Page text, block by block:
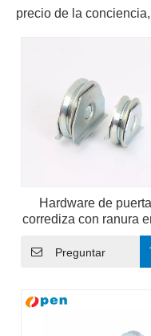
precio de la
Hardware de puerta
corrediza con ranura
industriales con marco
Preguntar